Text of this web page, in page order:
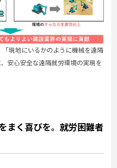
「現地にいるかのように機械を遠隔
安心安全な遠隔就労環境の実現を
まく喜びを。就労困難者